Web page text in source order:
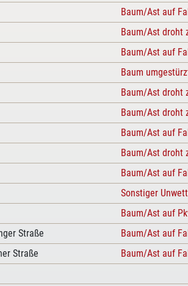
Baum/Ast auf
Baum/Ast droht
Baum/Ast auf
Baum
Baum/Ast droht
Baum/Ast droht
Baum/Ast auf
Baum/Ast droht
Baum/Ast auf
Sonstiger
Baum/Ast auf
Straße Baum/Ast auf
Straße Baum/Ast auf